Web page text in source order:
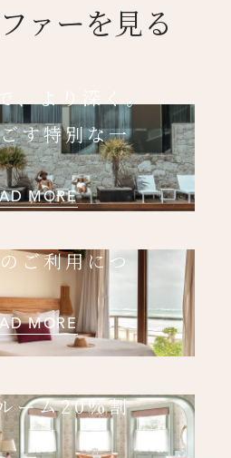
ァーを見る
す特別な一
MORE
ご利用につ
MORE
ーム20%割
Last
Last